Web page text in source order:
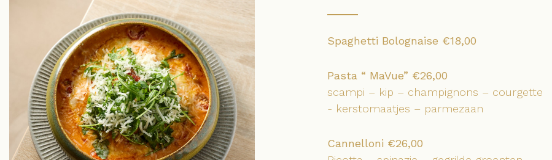
Menukaart
Cadeaubon
Airbnb
Spaghetti Bolognaise €18,00
Pasta “ MaVue” €26,00
scampi – kip – champignons – courgette
- kerstomaatjes – parmezaan
Cannelloni €26,00